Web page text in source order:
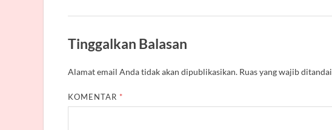
Tinggalkan Balasan
Alamat email Anda tidak akan dipublikasikan. Ruas yang wajib ditandai
KOMENTAR *